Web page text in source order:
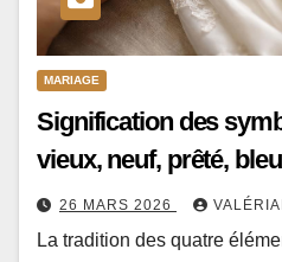
MARIAGE
Signification des
vieux, neuf, prêté, bleu
26 MARS 2026
La tradition des quatre